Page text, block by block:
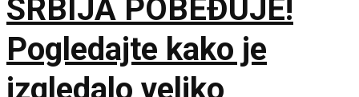
SRBIJA POBEĐUJE!
Pogledajte kako je
izgledalo veliko